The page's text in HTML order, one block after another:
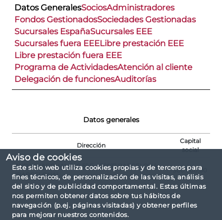
Aviso de cookies
Este sitio web utiliza cookies propias y de terceros para
fines técnicos, de personalización de las visitas, análisis
del sitio y de publicidad comportamental. Estas últimas
nos permiten obtener datos sobre tus hábitos de
navegación (p.ej. páginas visitadas) y obtener perfiles
para mejorar nuestros contenidos.
Datos GeneralesSociosAdministradores
Fondos GestionadosSociedades Gestionadas
Sucursales EspañaSucursales EEE
Sucursales fuera EEELibre prestación EEE
Libre prestación fuera EEE
Programa de ActividadesAtención al cliente
Delegación de funcionesAuditorías
Datos generales
Dirección
Capital
social
AVDA DIAGONAL 640 5º F - 08017 BARCELONA
(BARCELONA)
300.000,00